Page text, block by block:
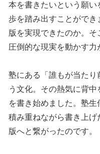
本を書きたいという願
歩を踏み出すことがで
版を実現できたのか。そ
圧倒的な現実を動かす力
塾にある「誰もが当た
う文化。その熱気に背
を書き始めました。塾
積み重ねながら書き上
版へと繋がったのです。